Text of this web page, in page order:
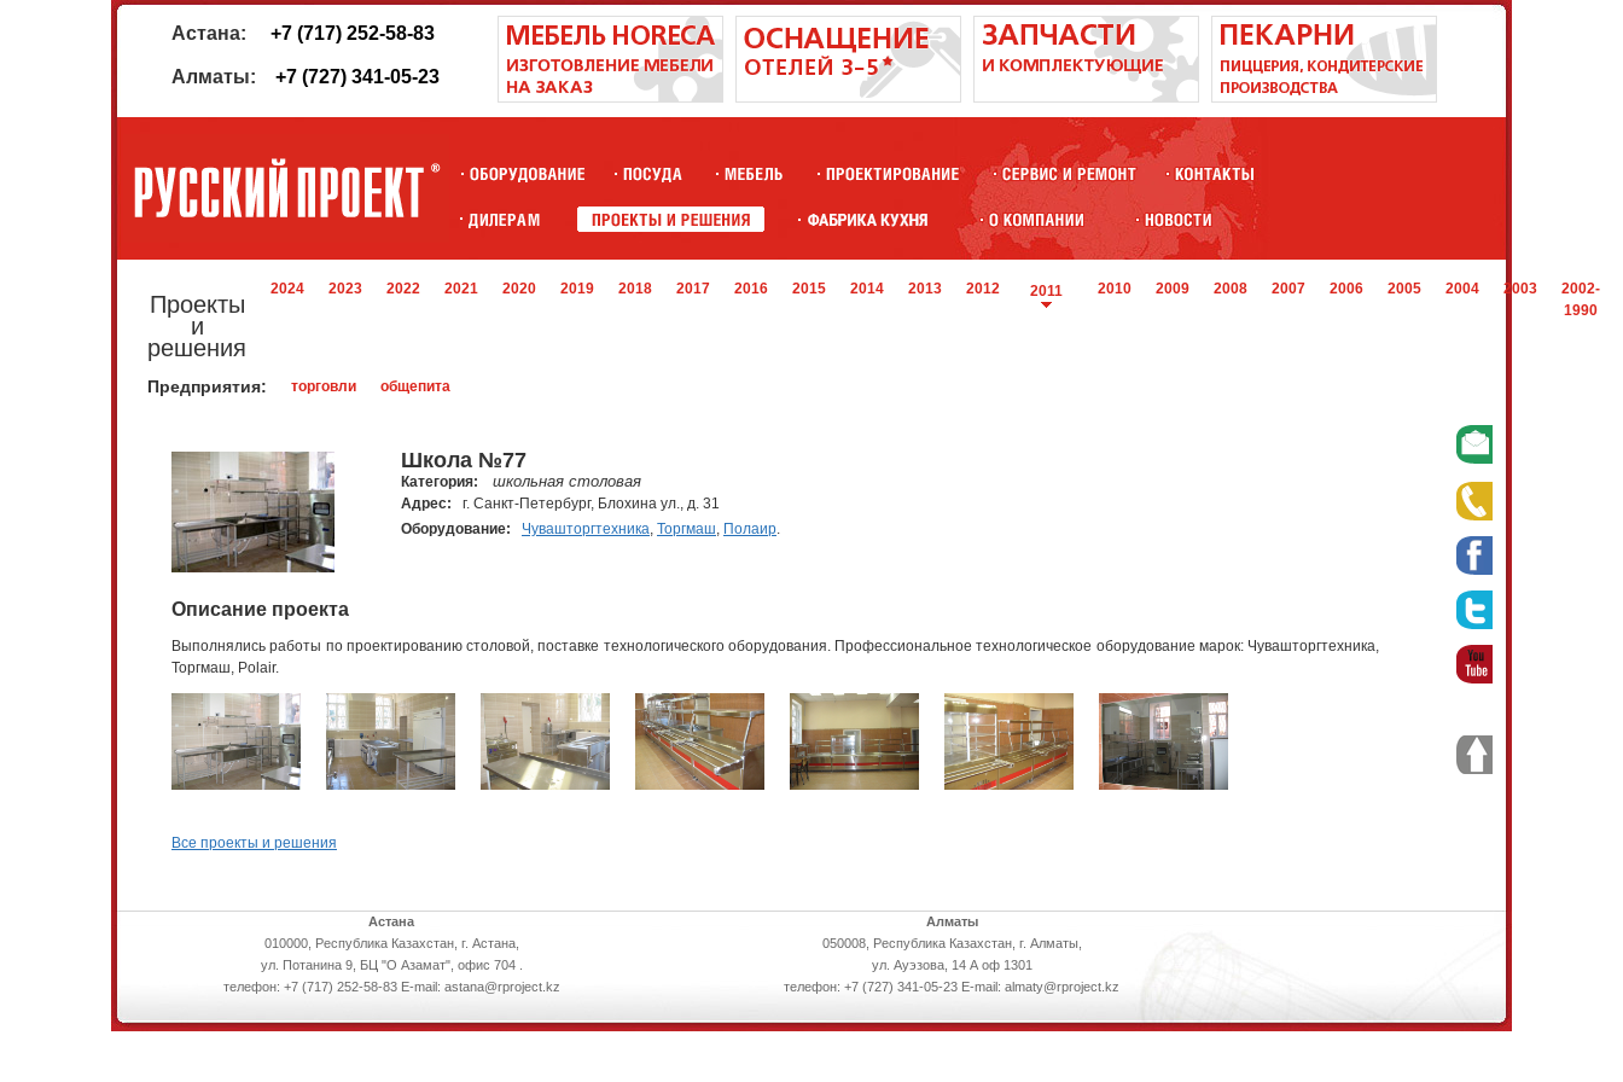
Астана: +7 (717) 252-58-83
Алматы: +7 (727) 341-05-23
Проекты
и
решения
2024 2023 2022 2021 2020 2019 2018 2017 2016 2015 2014 2013 2012 2011 2010 2009 2008 2007 2006 2005 2004 2003
2002-
1990
Предприятия: торговли общепита
Школа №77
Категория: школьная столовая
Адрес:
г. Санкт-Петербург, Блохина ул., д. 31
Оборудование:
Чувашторгтехника, Торгмаш, Полаир.
Описание проекта
Выполнялись работы по проектированию столовой, поставке технологического оборудования. Профессиональное технологическое оборудование марок: Чувашторгтехника,
Торгмаш, Polair.
Все проекты и решения
Астана
010000, Республика Казахстан, г. Астана,
ул. Потанина 9, БЦ "О Азамат", офис 704 .
телефон: +7 (717) 252-58-83 E-mail: astana@rproject.kz
Алматы
050008, Республика Казахстан, г. Алматы,
ул. Ауэзова, 14 А оф 1301
телефон: +7 (727) 341-05-23 E-mail: almaty@rproject.kz